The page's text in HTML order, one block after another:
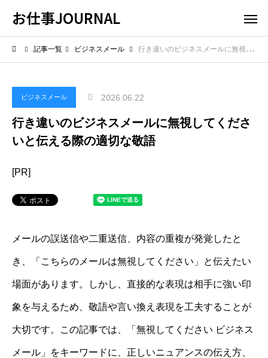
お仕事JOURNAL
記事一覧 ビジネスメール 行き違いのビジネスメールに無視してくださいと伝える際の適切な敬語
ビジネスメール 2026.06.22
行き違いのビジネスメールに無視してくださ
いと伝える際の適切な敬語
[PR]
メールの誤送信や二重送信、内容の重複が発覚したと
き、「こちらのメールは無視してください」と伝えたい
場面があります。しかし、直接的な表現は相手に強い印
象を与えるため、敬語や言い換え表現を工夫することが
大切です。この記事では、「無視してください ビジネス
メール」をキーワードに、正しいニュアンスの伝え方、